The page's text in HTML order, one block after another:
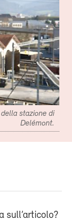
stazione di
Delémont.
sull’articolo?